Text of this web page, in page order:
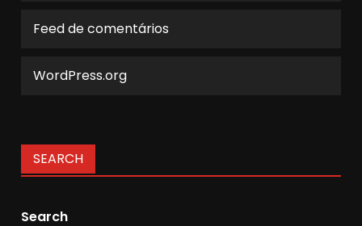
Feed de comentários
WordPress.org
SEARCH
Search